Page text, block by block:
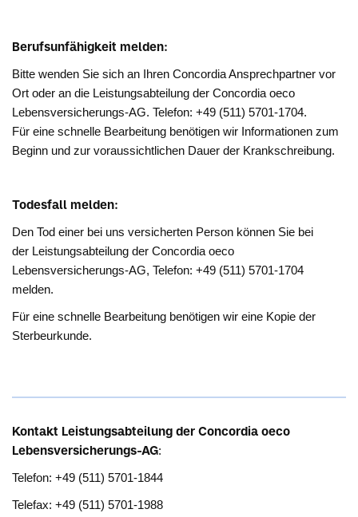
Berufsunfähigkeit melden:
Bitte wenden Sie sich an Ihren Concordia Ansprechpartner vor
Ort oder an die Leistungsabteilung der Concordia oeco
Lebensversicherungs-AG. Telefon: +49 (511) 5701-1704.
Für eine schnelle Bearbeitung benötigen wir Informationen zum
Beginn und zur voraussichtlichen Dauer der Krankschreibung.
Todesfall melden:
Den Tod einer bei uns versicherten Person können Sie bei
der Leistungsabteilung der Concordia oeco
Lebensversicherungs-AG, Telefon: +49 (511) 5701-1704
melden.
Für eine schnelle Bearbeitung benötigen wir eine Kopie der
Sterbeurkunde.
Kontakt Leistungsabteilung der Concordia oeco
Lebensversicherungs-AG:
Telefon: +49 (511) 5701-1844
Telefax: +49 (511) 5701-1988